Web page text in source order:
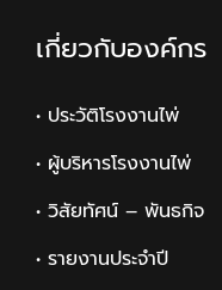
เกี่ยวกับองค์กร
• ประวัติโรงงานไพ่
• ผู้บริหารโรงงานไพ่
• วิสัยทัศน์ – พันธกิจ
• รายงานประจำปี